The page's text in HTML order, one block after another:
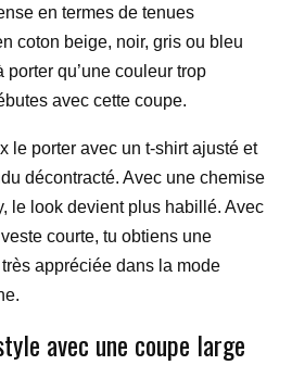
en termes de tenues
coton beige, noir, gris ou bleu
qu’une couleur trop
avec cette coupe.
le porter avec un t-shirt ajusté et
décontracté. Avec une chemise
le look devient plus habillé. Avec
courte, tu obtiens une
appréciée dans la mode
avec une coupe large